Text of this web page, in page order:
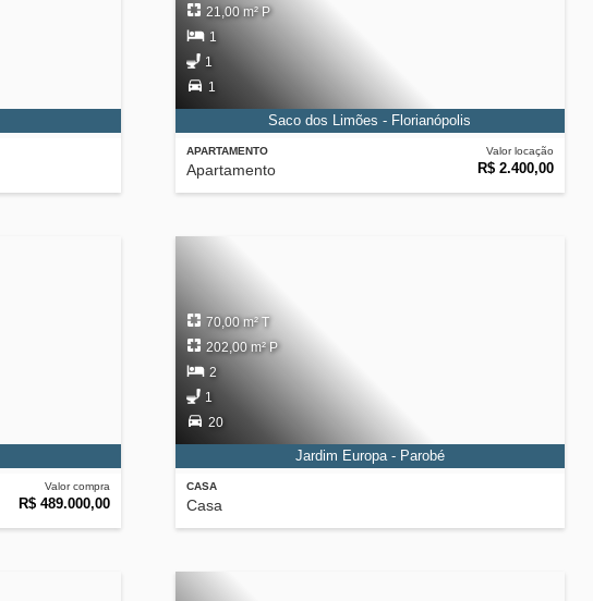
APARTAMENTO
Apartamento
Valor locação
R$ 2.400,00
21,00 m² P
1
1
1
Saco dos Limões - Florianópolis
Valor compra
R$ 489.000,00
CASA
Casa
70,00 m² T
202,00 m² P
2
1
20
Jardim Europa - Parobé